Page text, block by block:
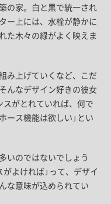
の家。 白と黒で統一され
ー上には、水栓が静かに
た木々の緑がよく映えま
み上げていくなど、こだ
んなデザイン好きの彼女
スがとれていれば、何で
ース機能は欲しい」 とい
いのではないでしょう
よければ」って、デザイ
な意味が込められてい